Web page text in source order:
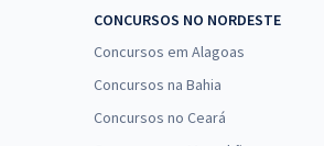
CONCURSOS NO NORDESTE
Concursos em Alagoas
Concursos na Bahia
Concursos no Ceará